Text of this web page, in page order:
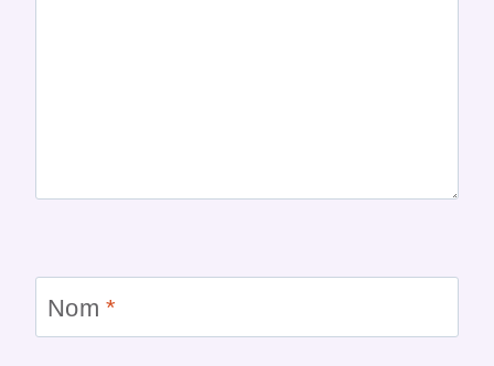
Nom*